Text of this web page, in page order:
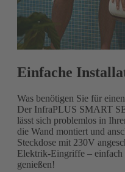
Einfache
Was benötigen Sie für
Der InfraPLUS SMART
lässt sich problemlos in
die Wand montiert und
Steckdose mit 230V
Elektrik-Eingriffe – einfach
genießen!